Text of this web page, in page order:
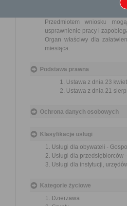
ich pracowników, naruszenie
Przedmiotem wniosku
usprawnienie pracy i
Organ właściwy dla
miesiąca.
Podstawa prawna
Ustawa z dnia 23
Ustawa z dnia 21
Ochrona danych osobowych
Klasyfikacje usługi
Usługi dla obywateli -
Usługi dla
Usługi dla instytucji,
Kategorie życiowe
Dzierżawa